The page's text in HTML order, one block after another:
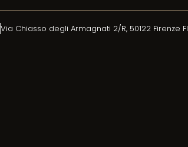
Via Chiasso degli Armagnati 2/R, 50122 Firenze FI